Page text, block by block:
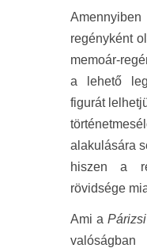
regényként
memoár-
a lehető
figurát
alakulására
hiszen a
rövidsége
Ami a